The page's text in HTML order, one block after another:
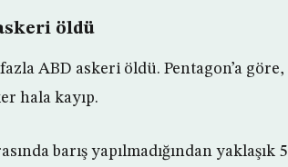
öldü
fazla ABD askeri öldü. Pentagon’a göre,
hala kayıp.
barış yapılmadığından yaklaşık 5